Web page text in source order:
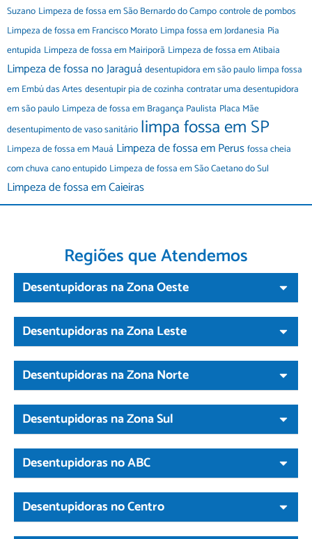
Suzano Limpeza de fossa em São Bernardo do Campocontrole de pombos
Limpeza de fossa em Francisco Morato Limpa fossa em Jordanesia Pia
entupida Limpeza de fossa em Mairiporã Limpeza de fossa em Atibaia
Limpeza de fossa no Jaraguá desentupidora em são paulo limpa fossa
em Embú das Artesdesentupir pia de cozinha contratar uma desentupidora
em são paulo Limpeza de fossa em Bragança Paulista Placa Mãe
desentupimento de vaso sanitário limpa fossa em SP
Limpeza de fossa em Mauá Limpeza de fossa em Perusfossa cheia
com chuva cano entupido Limpeza de fossa em São Caetano do Sul
Limpeza de fossa em Caieiras
Regiões que Atendemos
Desentupidoras na Zona Oeste
Desentupidoras na Zona Leste
Desentupidoras na Zona Norte
Desentupidoras na Zona Sul
Desentupidoras no ABC
Desentupidoras no Centro